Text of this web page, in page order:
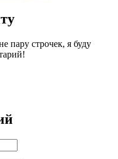
пару строчек, я буду